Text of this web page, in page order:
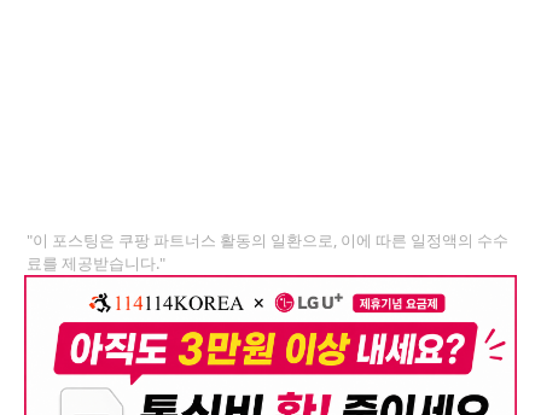
"이 포스팅은 쿠팡 파트너스 활동의 일환으로, 이에 따른 일정액의 수수
료를 제공받습니다."